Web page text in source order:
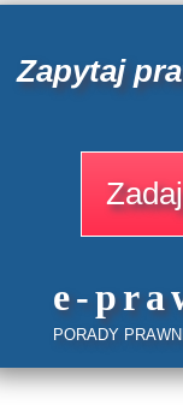
Zapytaj
e-
PORADY